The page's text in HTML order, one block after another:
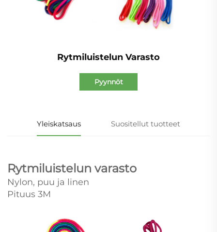
Rytmiluistelun Varasto
Pyynnöt
Yleiskatsaus Suositellut tuotteet
Rytmiluistelun varasto
Nylon, puu ja linen
Pituus 3M